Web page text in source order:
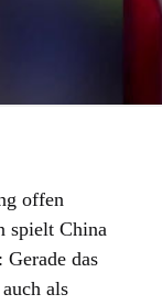
offen
spielt China
das
als